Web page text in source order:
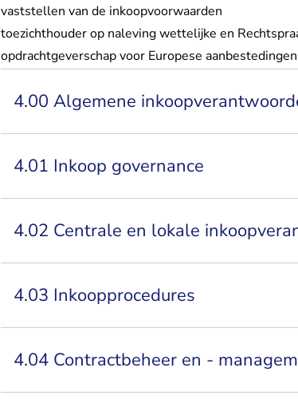
vaststellen van de inkoopvoorwaarden
toezichthouder op naleving wettelijke en
opdrachtgeverschap voor Europese aanbestedingen
4.00 Algemene
4.01 Inkoop governance
4.02 Centrale en lokale
4.03 Inkoopprocedures
4.04 Contractbeheer en -